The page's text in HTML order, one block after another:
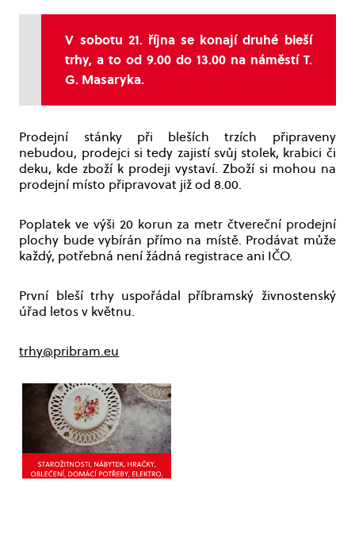
V sobotu 21. října se konají druhé bleší
trhy, a to od 9.00 do 13.00 na náměstí T.
G. Masaryka.
Prodejní stánky při bleších trzích připraveny
nebudou, prodejci si tedy zajistí svůj stolek, krabici či
deku, kde zboží k prodeji vystaví. Zboží si mohou na
prodejní místo připravovat již od 8.00.
Poplatek ve výši 20 korun za metr čtvereční prodejní
plochy bude vybírán přímo na místě. Prodávat může
každý, potřebná není žádná registrace ani IČO.
První bleší trhy uspořádal příbramský živnostenský
úřad letos v květnu.
trhy@pribram.eu